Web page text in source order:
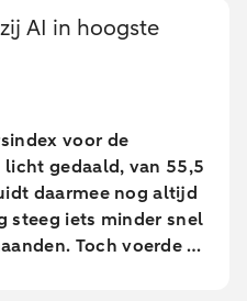
en
AI in hoogste
voor de
gedaald, van 55,5
daarmee nog altijd
steeg iets minder snel
Toch voerde de